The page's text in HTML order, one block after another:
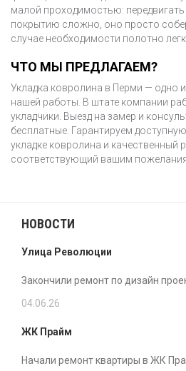
ВИДЫ
РАБОТ
РЕМОНТ
РАБОТЫ
малой проходимостью:
покрытию сложно, оно просто
случае необходимости полотно
ЧТО МЫ ПРЕДЛАГАЕМ?
Укладка ковролина в Перми — одно
нашей работы. В штате компании
укладчики. Выезд на замер и
бесплатные. Гарантируем
укладке ковролина и качественный
соответствующий вашим
НОВОСТИ
Улица Революции
Закончили ремонт по дизайн
04.06.26
ЖК Прайм
Начали ремонт квартиры в ЖК